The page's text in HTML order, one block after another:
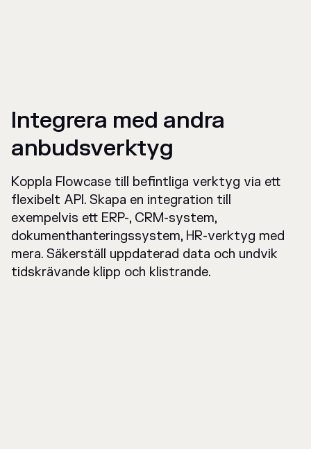
Integrera med andra
anbudsverktyg
Koppla Flowcase till befintliga verktyg via ett
flexibelt API. Skapa en integration till
exempelvis ett ERP-, CRM-system,
dokumenthanteringssystem, HR-verktyg med
mera. Säkerställ uppdaterad data och undvik
tidskrävande klipp och klistrande.